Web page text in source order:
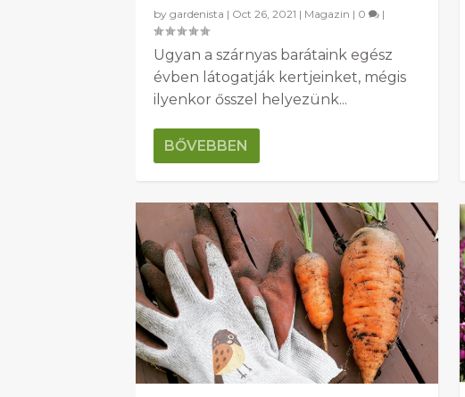
by gardenista | Oct 26, 2021 | Magazin | 0 |
Ugyan a szárnyas barátaink egész
évben látogatják kertjeinket, mégis
ilyenkor ősszel helyezünk...
BŐVEBBEN